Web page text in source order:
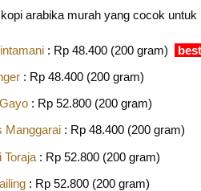
arabika murah yang cocok
: Rp 48.400 (200 gram)
: Rp 48.400 (200 gram)
: Rp 52.800 (200 gram)
Manggarai : Rp 48.400 (200 gram)
Toraja : Rp 52.800 (200 gram)
: Rp 52.800 (200 gram)